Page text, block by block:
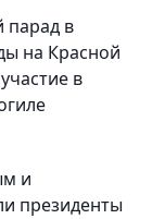
парад в
на Красной
в
и
президенты